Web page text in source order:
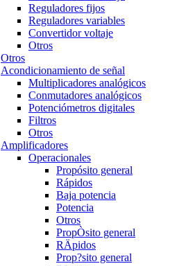
Reguladores fijos
Reguladores variables
Convertidor voltaje
Otros
Otros
Acondicionamiento de señal
Multiplicadores analógicos
Conmutadores analógicos
Potenciómetros digitales
Filtros
Otros
Amplificadores
Operacionales
Propósito general
Rápidos
Baja potencia
Potencia
Otros
PropÒsito general
RÄpidos
Prop?sito general